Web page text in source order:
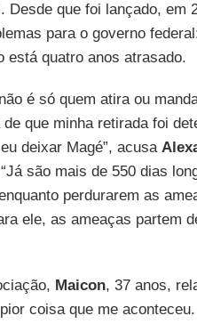
Desde que foi lançado, em
para o governo
está quatro anos atrasado.
é só quem atira ou
que minha retirada foi
deixar Magé”, acusa
são mais de 550 dias
perdurarem as
ele, as ameaças partem
Maicon, 37 anos,
coisa que me